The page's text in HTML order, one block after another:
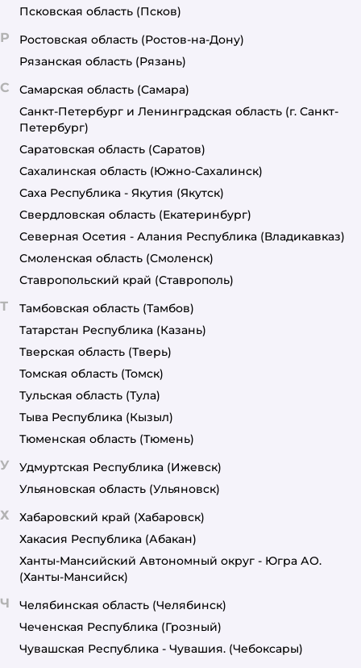
Псковская область (Псков)
Р Ростовская область (Ростов-на-Дону)
Рязанская область (Рязань)
С Самарская область (Самара)
Санкт-Петербург и Ленинградская область (г. Санкт-
Петербург)
Саратовская область (Саратов)
Сахалинская область (Южно-Сахалинск)
Саха Республика - Якутия (Якутск)
Свердловская область (Екатеринбург)
Северная Осетия - Алания Республика (Владикавказ)
Смоленская область (Смоленск)
Ставропольский край (Ставрополь)
Т Тамбовская область (Тамбов)
Татарстан Республика (Казань)
Тверская область (Тверь)
Томская область (Томск)
Тульская область (Тула)
Тыва Республика (Кызыл)
Тюменская область (Тюмень)
У Удмуртская Республика (Ижевск)
Ульяновская область (Ульяновск)
Х Хабаровский край (Хабаровск)
Хакасия Республика (Абакан)
Ханты-Мансийский Автономный округ - Югра АО.
(Ханты-Мансийск)
Ч Челябинская область (Челябинск)
Чеченская Республика (Грозный)
Чувашская Республика - Чувашия. (Чебоксары)